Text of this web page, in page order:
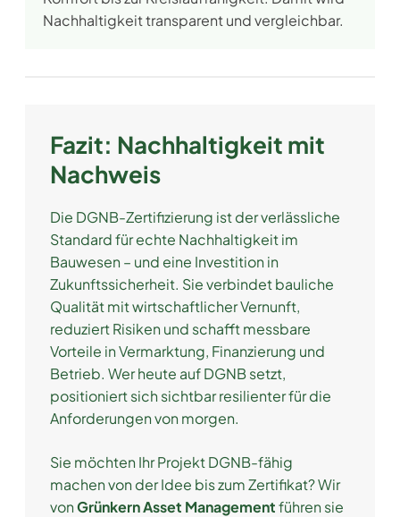
Nachhaltigkeit transparent und vergleichbar.
Fazit: Nachhaltigkeit mit
Nachweis
Die DGNB-Zertifizierung ist der verlässliche
Standard für echte Nachhaltigkeit im
Bauwesen – und eine Investition in
Zukunftssicherheit. Sie verbindet bauliche
Qualität mit wirtschaftlicher Vernunft,
reduziert Risiken und schafft messbare
Vorteile in Vermarktung, Finanzierung und
Betrieb. Wer heute auf DGNB setzt,
positioniert sich sichtbar resilienter für die
Anforderungen von morgen.
Sie möchten Ihr Projekt DGNB-fähig
machen von der Idee bis zum Zertifikat? Wir
vonGrünkern Asset Managementführen sie